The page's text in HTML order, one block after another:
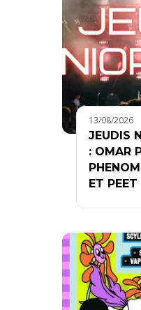
13/08/2026
JEUDIS
: OMAR
ET PEET